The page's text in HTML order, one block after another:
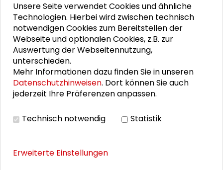
Entwicklung - Einwohnerdichte, Bevölkerungs- und
Erwerbstätigenentwicklung, Bruttowertschöpfung
je Erwerbstätigen, Arbeitslosenquote,
Binnenwanderungssaldo, Ausländeranteil - zu und
grenzt für ländlich geprägte Kreise einen Raumtyp
„strukturschwache ländliche Kreise“ ab.
Maretzke
Unsere Seite verwendet Cookies und ähnliche
Technologien. Hierbei wird zwischen technisch
notwendigen Cookies zum Bereitstellen der
Webseite und optionalen Cookies, z.B. zur
Auswertung der Webseitennutzung,
unterschieden.
Mehr Informationen dazu finden Sie in unseren
Datenschutzhinweisen. Dort können Sie auch
jederzeit Ihre Präferenzen anpassen.
Technisch notwendig Statistik
Erweiterte Einstellungen